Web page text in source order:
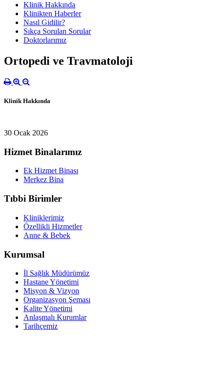
Klinik Hakkında
Klinikten Haberler
Nasıl Gidilir?
Sıkça Sorulan Sorular
Doktorlarımız
Ortopedi ve Travmatoloji
Klinik Hakkında
30 Ocak 2026
Hizmet Binalarımız
Ek Hizmet Binası
Merkez Bina
Tıbbi Birimler
Kliniklerimiz
Özellikli Hizmetler
Anne & Bebek
Kurumsal
İl Sağlık Müdürümüz
Hastane Yönetimi
Misyon & Vizyon
Organizasyon Şeması
Kalite Yönetimi
Anlaşmalı Kurumlar
Tarihçemiz